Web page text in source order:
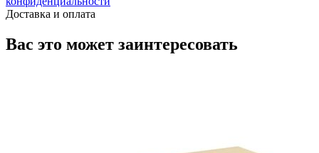
Доставка и оплата
Вас это может заинтересовать